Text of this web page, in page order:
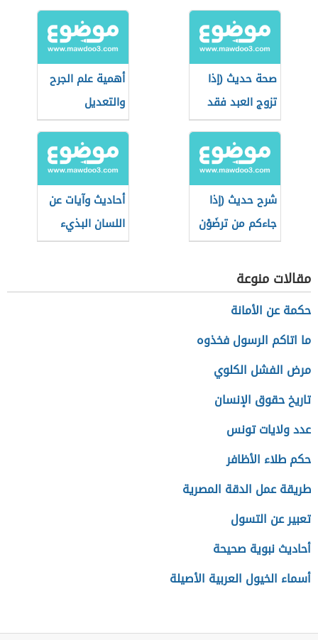
صحة حديث (إذا
تزوج العبد فقد
استكمل نصف
الدين)
أهمية علم الجرح
والتعديل
شرح حديث (إذا
جاءكم من ترضَوْن
دينه)
أحاديث وآيات عن
اللسان البذيء
مقالات منوعة
حكمة عن الأمانة
ما اتاكم الرسول فخذوه
مرض الفشل الكلوي
تاريخ حقوق الإنسان
عدد ولايات تونس
حكم طلاء الأظافر
طريقة عمل الدقة المصرية
تعبير عن التسول
أحاديث نبوية صحيحة
أسماء الخيول العربية الأصيلة